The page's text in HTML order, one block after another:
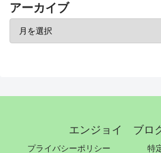
アーカイブ
エンジョイ ブロ
プライバシーポリシー 特